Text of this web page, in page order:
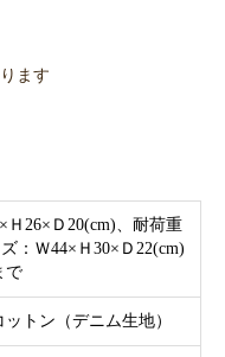
ます
Ｈ26×Ｄ20(cm)、耐荷重
：Ｗ44×Ｈ30×Ｄ22(cm)
で
トン（デニム生地）